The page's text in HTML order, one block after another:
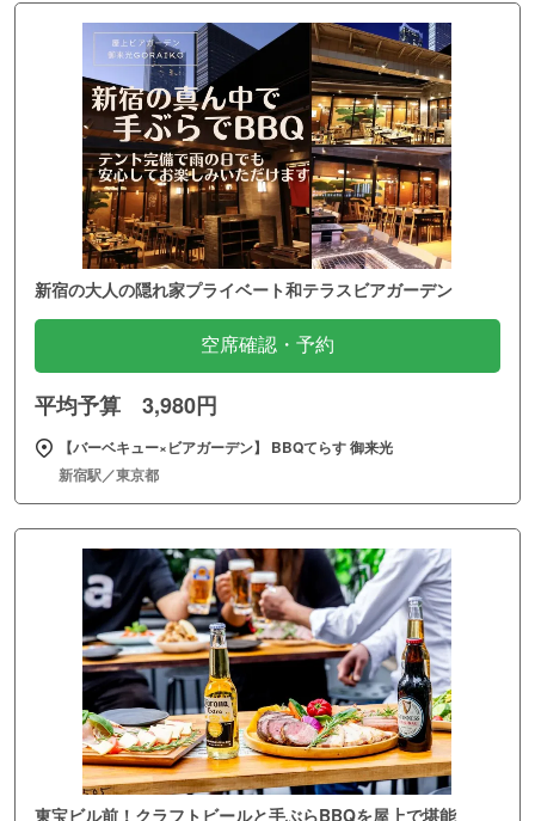
新宿の大人の隠れ家プライベート和テラスビアガーデン
空席確認・予約
平均予算 3,980円
【バーベキュー×ビアガーデン】 BBQてらす 御来光
新宿駅／東京都
東宝ビル前！クラフトビールと手ぶらBBQを屋上で堪能